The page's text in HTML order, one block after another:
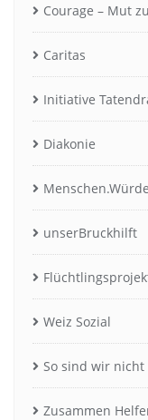
Courage – Mut
Caritas
Initiative
Diakonie
unserBruckhilft
Weiz Sozial
So sind wir nicht
Zusammen